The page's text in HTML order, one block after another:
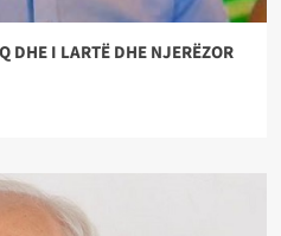
DHE I LARTË DHE NJERËZOR